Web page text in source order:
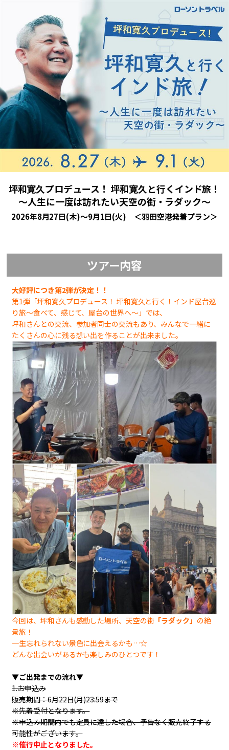
坪和寛久プロデュース！ 坪和寛久と行くインド旅！
～人生に一度は訪れたい天空の街・ラダック～
2026年8月27日(木)～9月1日(火) ＜羽田空港発着プラン＞
ツアー内容
大好評につき第2弾が決定！！
第1弾「坪和寛久プロデュース！ 坪和寛久と行く！インド屋台巡
り旅～食べて、感じて、屋台の世界へ～」では、
坪和さんとの交流、参加者同士の交流もあり、みんなで一緒に
たくさんの心に残る想い出を作ることが出来ました。
今回は、坪和さんも感動した場所、天空の街「ラダック」 の絶
景旅！
一生忘れられない景色に出会えるかも…☆
どんな出会いがあるかも楽しみのひとつです！
▼ご出発までの流れ▼
1.お申込み
販売期間：6月22日(月)23:59まで
※先着受付となります。
※申込み期間内でも定員に達した場合、予告なく販売終了する
可能性がございます。
※催行中止となりました。